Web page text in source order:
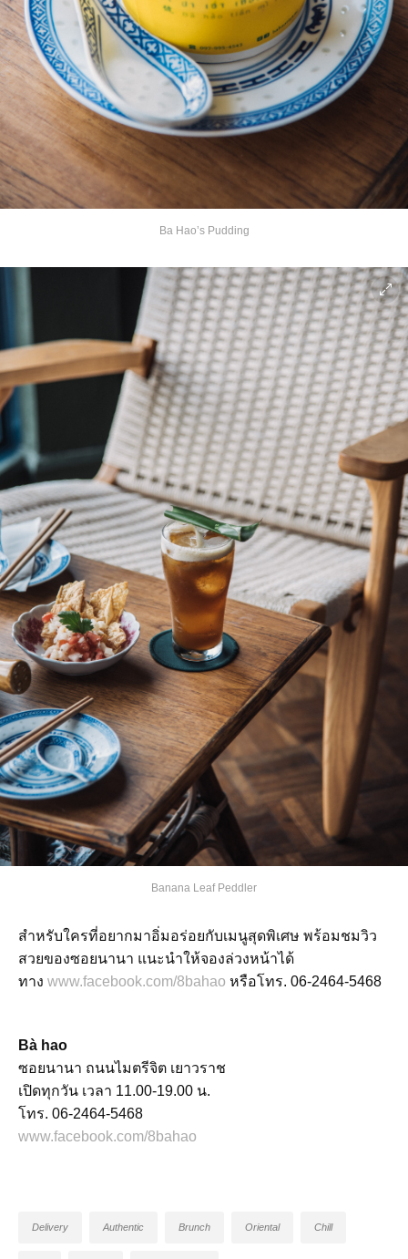
Ba Hao’s Pudding
Banana Leaf Peddler
สำหรับใครที่อยากมาอิ่มอร่อยกับเมนูสุดพิเศษ พร้อมชมวิว
สวยของซอยนานา แนะนำให้จองล่วงหน้าได้
ทาง www.facebook.com/8bahao หรือโทร. 06-2464-5468
Bà hao
ซอยนานา ถนนไมตรีจิต เยาวราช
เปิดทุกวัน เวลา 11.00-19.00 น.
โทร. 06-2464-5468
www.facebook.com/8bahao
Delivery Authentic Brunch Oriental Chill